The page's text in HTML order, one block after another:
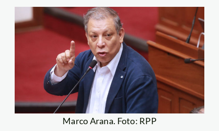
Marco Arana. Foto: RPP